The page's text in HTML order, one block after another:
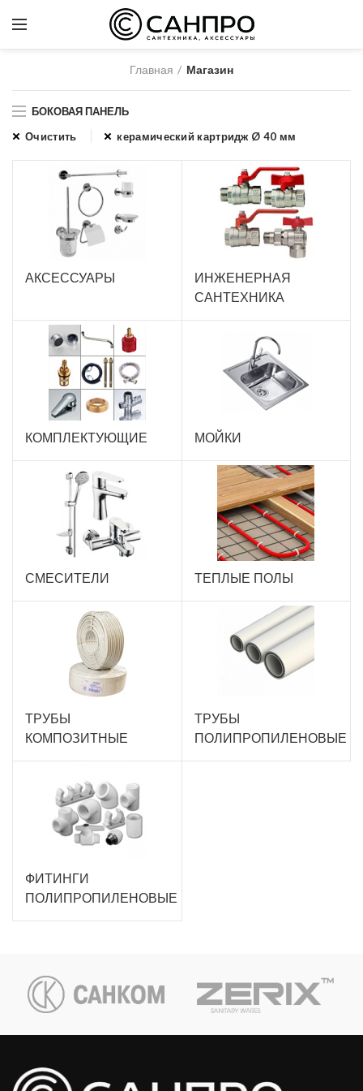
Главная Магазин
БОКОВАЯ ПАНЕЛЬ
Очистить
керамический картридж Ø 40 мм
АКСЕССУАРЫ
ИНЖЕНЕРНАЯ
САНТЕХНИКА
КОМПЛЕКТУЮЩИЕ МОЙКИ
СМЕСИТЕЛИ ТЕПЛЫЕ ПОЛЫ
ТРУБЫ
КОМПОЗИТНЫЕ
ТРУБЫ
ПОЛИПРОПИЛЕНОВЫЕ
ФИТИНГИ
ПОЛИПРОПИЛЕНОВЫЕ